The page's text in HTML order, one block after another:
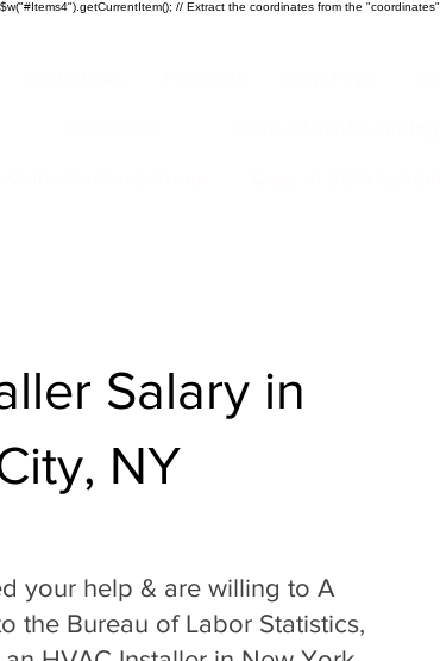
// Extract the coordinates from the
Salary in
NY
your help & are willing to A
the Bureau of Labor Statistics,